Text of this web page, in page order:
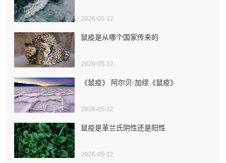
2026-05-12
鼠疫是从哪个国家传来的
2026-05-12
《鼠疫》 阿尔贝·加缪《鼠疫》
2026-05-12
鼠疫是革兰氏阴性还是阳性
2026-05-12